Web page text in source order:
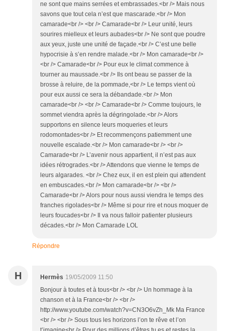
ne sont que mains serrées et embrassades.<br /> Mais nous
savons que tout cela n’est que mascarade.<br /> Mon
camarade<br /> <br /> Camarade<br /> Leur unité, leurs
sourires mielleux et leurs aubades<br /> Ne sont que poudre
aux yeux, juste une unité de façade.<br /> C’est une belle
hypocrisie à s’en rendre malade.<br /> Mon camarade<br />
<br /> Camarade<br /> Pour eux le climat commence à
tourner au maussade.<br /> Ils ont beau se passer de la
brosse à reluire, de la pommade,<br /> Le temps vient où
pour eux aussi ce sera la débandade.<br /> Mon
camarade<br /> <br /> Camarade<br /> Comme toujours, le
sommet viendra après la dégringolade.<br /> Alors
supportons en silence leurs moqueries et leurs
rodomontades<br /> Et recommençons patiemment une
nouvelle escalade.<br /> Mon camarade<br /> <br />
Camarade<br /> L’avenir nous appartient, il n’est pas aux
idées rétrogrades.<br /> Attendons que vienne le temps de
leurs algarades. <br /> Chez eux, il en est plein qui attendent
en embuscades.<br /> Mon camarade<br /> <br />
Camarade<br /> Alors pour nous aussi viendra le temps des
franches rigolades<br /> Même si pour rire et nous moquer de
leurs foucades<br /> Il va nous falloir patienter plusieurs
décades.<br /> Mon Camarade LOL
Répondre
H Hermès 19/05/2009 11:50
Bonjour à toutes et à tous<br /> <br /> Un hommage à la
chanson et à la France<br /> <br />
http://www.youtube.com/watch?v=CN3O6vZh_Mk Ma France
<br /> <br /> Sous tous les horizons l’on te rêve et l’on